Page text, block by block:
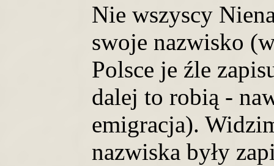
Nie wszyscy
swoje nazwisko
Polsce je źle
dalej to robią -
emigracja).
nazwiska były